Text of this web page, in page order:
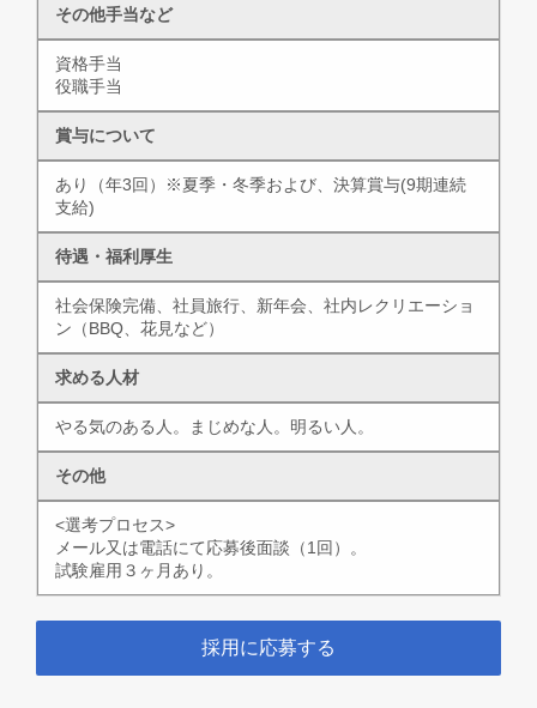
その他手当など
資格手当
役職手当
賞与について
あり（年3回）※夏季・冬季および、決算賞与(9期連続
支給)
待遇・福利厚生
社会保険完備、社員旅行、新年会、社内レクリエーショ
ン（BBQ、花見など）
求める人材
やる気のある人。まじめな人。明るい人。
その他
<選考プロセス>
メール又は電話にて応募後面談（1回）。
試験雇用３ヶ月あり。
採用に応募する